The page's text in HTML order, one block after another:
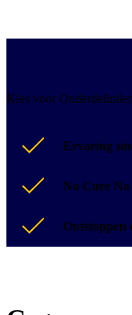
Kies voor
Ervaring
No Cure No
Ontstoppen